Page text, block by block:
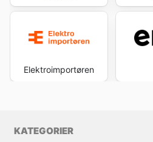
Elektroimportøren
KATEGORIER